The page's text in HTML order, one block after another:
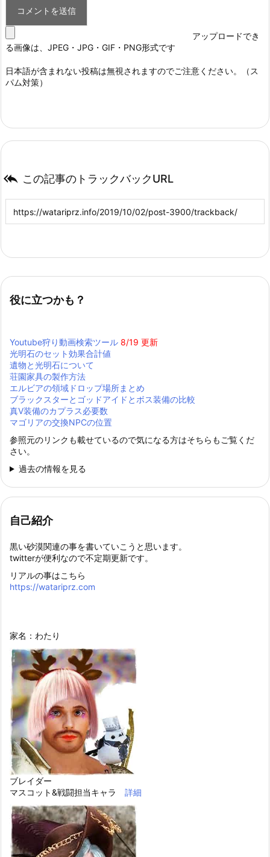
アップロードでき
る画像は、JPEG・JPG・GIF・PNG形式です
日本語が含まれない投稿は無視されますのでご注意ください。（ス
パム対策）
 この記事のトラックバックURL
役に立つかも？
Youtube狩り動画検索ツール 8/19 更新
光明石のセット効果合計値
遺物と光明石について
荘園家具の製作方法
エルビアの領域ドロップ場所まとめ
ブラックスターとゴッドアイドとボス装備の比較
真Ⅴ装備のカプラス必要数
マゴリアの交換NPCの位置
参照元のリンクも載せているので気になる方はそちらもご覧くだ
さい。
過去の情報を見る
自己紹介
黒い砂漠関連の事を書いていこうと思います。
twitterが便利なので不定期更新です。
リアルの事はこちら
https://watariprz.com
家名：わたり
ブレイダー
マスコット&戦闘担当キャラ 詳細